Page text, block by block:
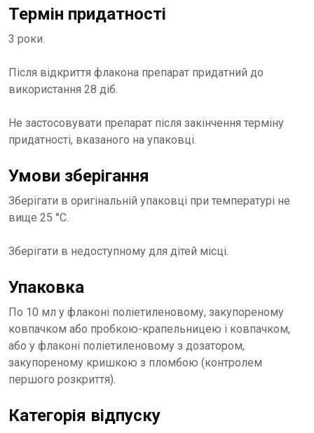
Термін придатності
3 роки.
Після відкриття флакона препарат придатний до
використання 28 діб.
Не застосовувати препарат після закінчення терміну
придатності, вказаного на упаковці.
Умови зберігання
Зберігати в оригінальній упаковці при температурі не
вище 25 °С.
Зберігати в недоступному для дітей місці.
Упаковка
По 10 мл у флаконі поліетиленовому, закупореному
ковпачком або пробкою-крапельницею і ковпачком,
або у флаконі поліетиленовому з дозатором,
закупореному кришкою з пломбою (контролем
першого розкриття).
Категорія відпуску